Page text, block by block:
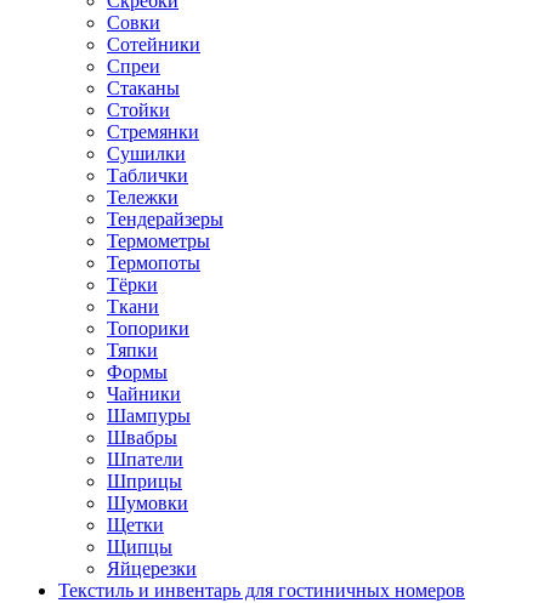
Совки
Сотейники
Спреи
Стаканы
Стойки
Стремянки
Сушилки
Таблички
Тележки
Тендерайзеры
Термометры
Термопоты
Тёрки
Ткани
Топорики
Тяпки
Формы
Чайники
Шампуры
Швабры
Шпатели
Шприцы
Шумовки
Щетки
Щипцы
Яйцерезки
Текстиль и инвентарь для гостиничных номеров